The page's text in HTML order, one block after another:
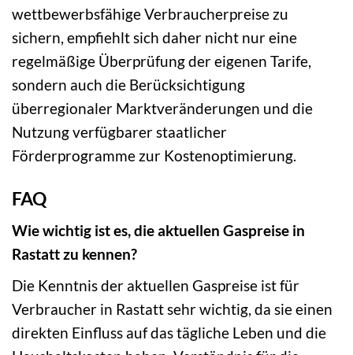
wettbewerbsfähige Verbraucherpreise zu
sichern, empfiehlt sich daher nicht nur eine
regelmäßige Überprüfung der eigenen Tarife,
sondern auch die Berücksichtigung
überregionaler Marktveränderungen und die
Nutzung verfügbarer staatlicher
Förderprogramme zur Kostenoptimierung.
FAQ
Wie wichtig ist es, die aktuellen Gaspreise in
Rastatt zu kennen?
Die Kenntnis der aktuellen Gaspreise ist für
Verbraucher in Rastatt sehr wichtig, da sie einen
direkten Einfluss auf das tägliche Leben und die